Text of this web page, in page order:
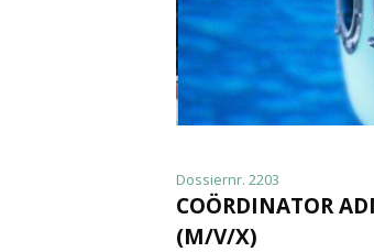
Dossiernr. 2203
COÖRDINATOR
(M/V/X)